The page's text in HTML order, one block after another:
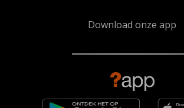
Download onze app